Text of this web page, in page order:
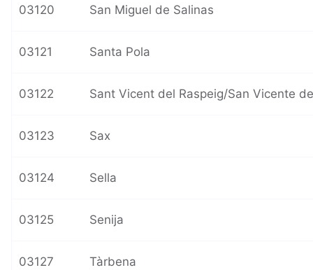
03120 San Miguel de Salinas
03121 Santa Pola
03122 Sant Vicent del Raspeig/San Vicente
03123 Sax
03124 Sella
03125 Senija
03127 Tàrbena